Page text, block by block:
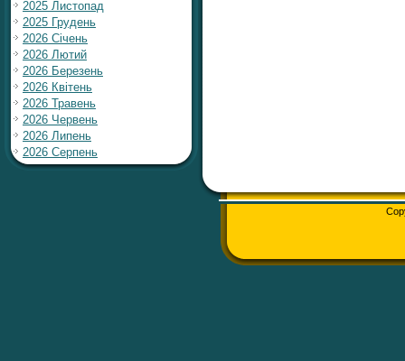
2025 Листопад
2025 Грудень
2026 Січень
2026 Лютий
2026 Березень
2026 Квітень
2026 Травень
2026 Червень
2026 Липень
2026 Серпень